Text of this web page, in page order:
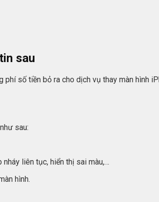
sau
số tiền bỏ ra cho dịch vụ thay màn hình
sau:
liên tục, hiển thị sai màu,…
hình.